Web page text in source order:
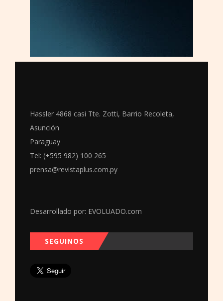
Hassler 4868 casi Tte. Zotti, Barrio Recoleta,
Asunción
Paraguay
Tel: (+595 982) 100 265
prensa@revistaplus.com.py
Desarrollado por: EVOLUADO.com
SEGUINOS